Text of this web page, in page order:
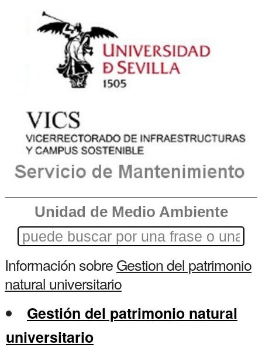
Unidad de Medio Ambiente
Información sobreGestion del patrimonio
natural universitario
Gestión del patrimonio natural
universitario